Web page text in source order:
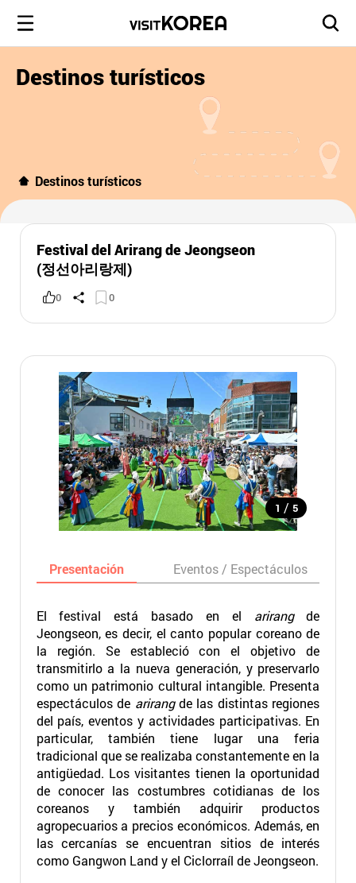
Destinos turísticos
Destinos turísticos
Festival del Arirang de Jeongseon
(정선아리랑제)
0 0
1 / 5
Presentación Eventos / Espectáculos
El festival está basado en el arirangde
Jeongseon, es decir, el canto popular coreano de
la región. Se estableció con el objetivo de
transmitirlo a la nueva generación, y preservarlo
como un patrimonio cultural intangible. Presenta
espectáculos de arirangde las distintas regiones
del país, eventos y actividades participativas. En
particular, también tiene lugar una feria
tradicional que se realizaba constantemente en la
antigüedad. Los visitantes tienen la oportunidad
de conocer las costumbres cotidianas de los
coreanos y también adquirir productos
agropecuarios a precios económicos. Además, en
las cercanías se encuentran sitios de interés
como Gangwon Land y el Ciclorraíl de Jeongseon.